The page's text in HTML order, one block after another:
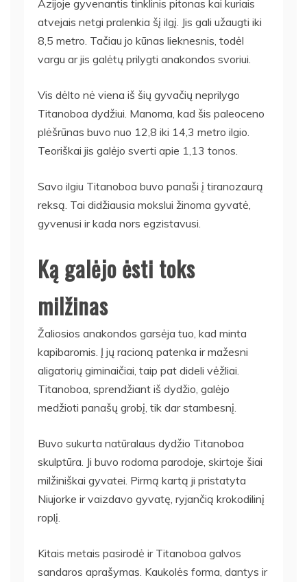
Azijoje gyvenantis tinklinis pitonas kai kuriais
atvejais netgi pralenkia šį ilgį. Jis gali užaugti iki
8,5 metro. Tačiau jo kūnas lieknesnis, todėl
vargu ar jis galėtų prilygti anakondos svoriui.
Vis dėlto nė viena iš šių gyvačių neprilygo
Titanoboa dydžiui. Manoma, kad šis paleoceno
plėšrūnas buvo nuo 12,8 iki 14,3 metro ilgio.
Teoriškai jis galėjo sverti apie 1,13 tonos.
Savo ilgiu Titanoboa buvo panaši į tiranozaurą
reksą. Tai didžiausia mokslui žinoma gyvatė,
gyvenusi ir kada nors egzistavusi.
Ką galėjo ėsti toks
milžinas
Žaliosios anakondos garsėja tuo, kad minta
kapibaromis. Į jų racioną patenka ir mažesni
aligatorių giminaičiai, taip pat dideli vėžliai.
Titanoboa, sprendžiant iš dydžio, galėjo
medžioti panašų grobį, tik dar stambesnį.
Buvo sukurta natūralaus dydžio Titanoboa
skulptūra. Ji buvo rodoma parodoje, skirtoje šiai
milžiniškai gyvatei. Pirmą kartą ji pristatyta
Niujorke ir vaizdavo gyvatę, ryjančią krokodilinį
roplį.
Kitais metais pasirodė ir Titanoboa galvos
sandaros aprašymas. Kaukolės forma, dantys ir